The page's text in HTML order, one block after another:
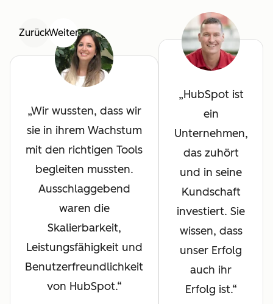
ZurückWeiter
Wir wussten, dass wir
sie in ihrem Wachstum
mit den richtigen Tools
begleiten mussten.
Ausschlaggebend
waren die
Skalierbarkeit,
Leistungsfähigkeit und
Benutzerfreundlichkeit
von HubSpot.
HubSpot ist
ein
Unternehmen,
das zuhört
und in seine
Kundschaft
investiert. Sie
wissen, dass
unser Erfolg
auch ihr
Erfolg ist.